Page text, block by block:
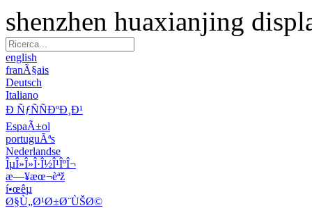
shenzhen huaxianjing
english
franÃ§ais
Deutsch
Italiano
Ð ÑƒÑÑÐºÐ¸Ð¹
EspaÃ±ol
portuguÃªs
Nederlandse
ÎµÎ»Î»Î·Î½Î¹ÎºÎ¬
æ—¥æœ¬èªž
í•œêµ­
Ø§Ù„Ø¹Ø±Ø¨ÙŠØ©